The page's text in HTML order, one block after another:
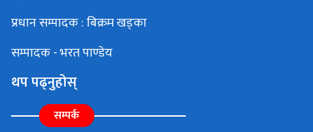
प्रधान सम्पादक : बिक्रम खड्का
सम्पादक - भरत पाण्डेय
थप पढ्नुहोस्
सम्पर्क